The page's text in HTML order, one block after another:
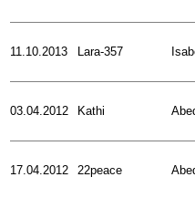
11.10.2013 Lara-357
03.04.2012 Kathi
17.04.2012 22peace